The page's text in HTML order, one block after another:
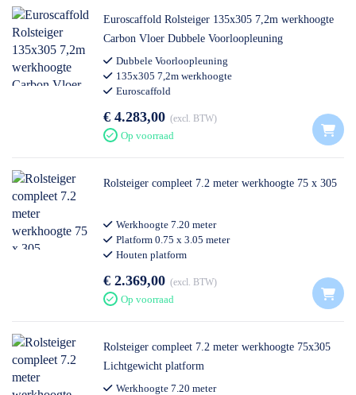
Euroscaffold Rolsteiger 135x305 7,2m werkhoogte
Carbon Vloer Dubbele Voorloopleuning
Dubbele Voorloopleuning
135x305 7,2m werkhoogte
Euroscaffold
€ 4.283,00 excl. BTW
Op voorraad
Rolsteiger compleet 7.2 meter werkhoogte 75 x 305
Werkhoogte 7.20 meter
Platform 0.75 x 3.05 meter
Houten platform
€ 2.369,00 excl. BTW
Op voorraad
Rolsteiger compleet 7.2 meter werkhoogte 75x305
Lichtgewicht platform
Werkhoogte 7.20 meter